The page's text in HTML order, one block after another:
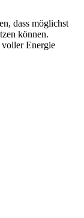
dass möglichst
können.
Energie